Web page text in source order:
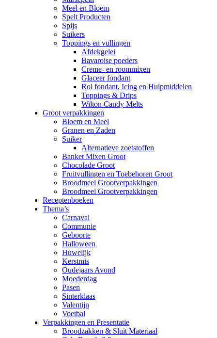
Meel en Bloem
Spelt Producten
Spijs
Suikers
Toppings en vullingen
Afdekgelei
Bavaroise poeders
Creme- en roommixen
Glaceer fondant
Rol fondant, Icing en Hulpmiddelen
Toppings & Drips
Wilton Candy Melts
Groot verpakkingen
Bloem en Meel
Granen en Zaden
Suiker
Alternatieve zoetstoffen
Banket Mixen Groot
Chocolade Groot
Fruitvullingen en Toebehoren Groot
Broodmeel Grootverpakkingen
Broodmeel Grootverpakkingen
Receptenboeken
Thema’s
Carnaval
Communie
Geboorte
Halloween
Huwelijk
Kerstmis
Oudejaars Avond
Moederdag
Pasen
Sinterklaas
Valentijn
Voetbal
Verpakkingen en Presentatie
Broodzakken & Sluit Materiaal